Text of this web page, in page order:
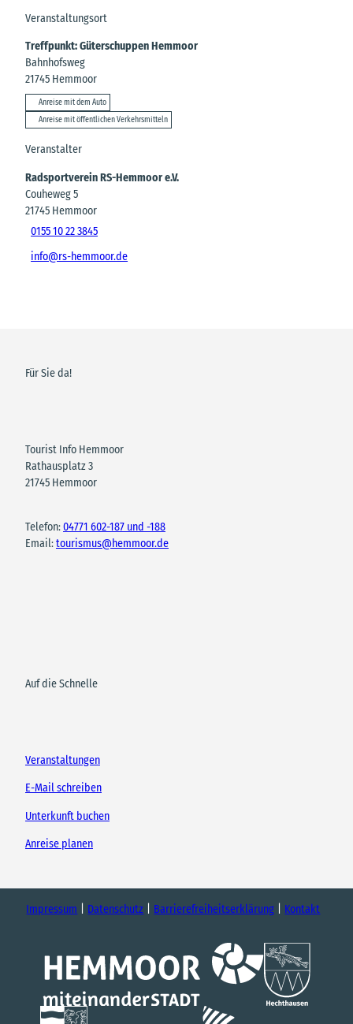
Veranstaltungsort
Treffpunkt: Güterschuppen Hemmoor
Bahnhofsweg
21745 Hemmoor
Anreise mit dem Auto
Anreise mit öffentlichen Verkehrsmitteln
Veranstalter
Radsportverein RS-Hemmoor e.V.
Couheweg 5
21745 Hemmoor
0155 10 22 3845
info@rs-hemmoor.de
Für Sie da!
Tourist Info Hemmoor
Rathausplatz 3
21745 Hemmoor
Telefon:04771 602-187 und -188
Email:tourismus@hemmoor.de
Auf die Schnelle
Veranstaltungen
E-Mail schreiben
Unterkunft buchen
Anreise planen
Impressum Datenschutz Barrierefreiheitserklärung Kontakt